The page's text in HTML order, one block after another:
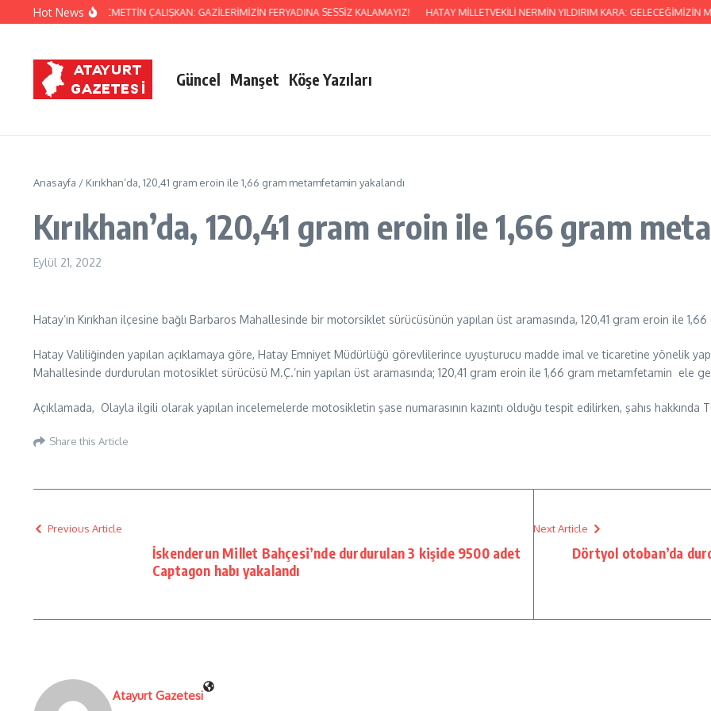
İçeriğe atlaHot News
MİLLETVEKİLİ NECMETTİN ÇALIŞKAN: GAZİLERİMİZİN FERYADINA SESSİZ KALAMAYIZ! HATAY MİLLETVEKİLİ NERMİN YILDIRIM KARA:
Güncel Manşet Köşe Yazıları
Anasayfa / Kırıkhan’da, 120,41 gram eroin ile 1,66 gram metamfetamin yakalandı
Kırıkhan’da, 120,41 gram eroin ile 1,66 gram
Eylül 21, 2022
Hatay’ın Kırıkhan ilçesine bağlı Barbaros Mahallesinde bir motorsiklet sürücüsünün yapılan üst aramasında, 120,41 gram eroin ile
Hatay Valiliğinden yapılan açıklamaya göre, Hatay Emniyet Müdürlüğü görevlilerince uyuşturucu madde imal ve ticaretine yönelik
Mahallesinde durdurulan motosiklet sürücüsü M.Ç.’nin yapılan üst aramasında; 120,41 gram eroin ile 1,66 gram metamfetamin ele
Açıklamada, Olayla ilgili olarak yapılan incelemelerde motosikletin şase numarasının kazıntı olduğu tespit edilirken, şahıs hakkında
Share this Article
Previous Article
İskenderun Millet Bahçesi’nde durdurulan 3 kişide 9500 adet
Captagon habı yakalandı
Next Article
Dörtyol otoban’da
Atayurt Gazetesi